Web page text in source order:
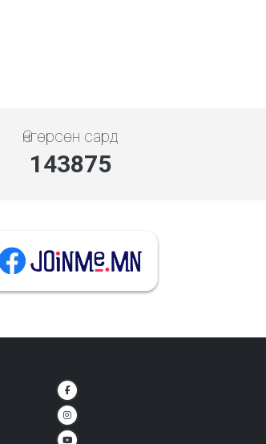
Өнгөрсөн сард
143875